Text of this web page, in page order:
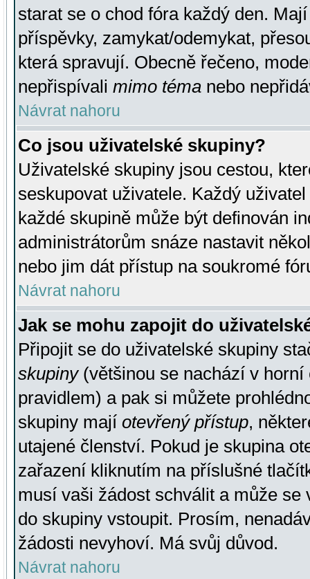
starat se o chod fóra každý den.
příspěvky, zamykat/odemykat,
která spravují. Obecně řečeno,
nepřispívali mimo téma nebo
Návrat nahoru
Co jsou uživatelské skupiny?
Uživatelské skupiny jsou cestou,
seskupovat uživatele. Každý
každé skupině může být definován
administrátorům snáze nastavit
nebo jim dát přístup na soukromé
Návrat nahoru
Jak se mohu zapojit do
Připojit se do uživatelské skupiny
skupiny(většinou se nachází v horní
pravidlem) a pak si můžete
skupiny mají otevřený přístup,
utajené členství. Pokud je skupina
zařazení kliknutím na příslušné
musí vaši žádost schválit a může se
do skupiny vstoupit. Prosím,
žádosti nevyhoví. Má svůj důvod.
Návrat nahoru